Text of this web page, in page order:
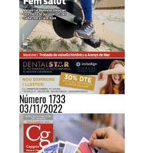
Número 1733
03/11/2022